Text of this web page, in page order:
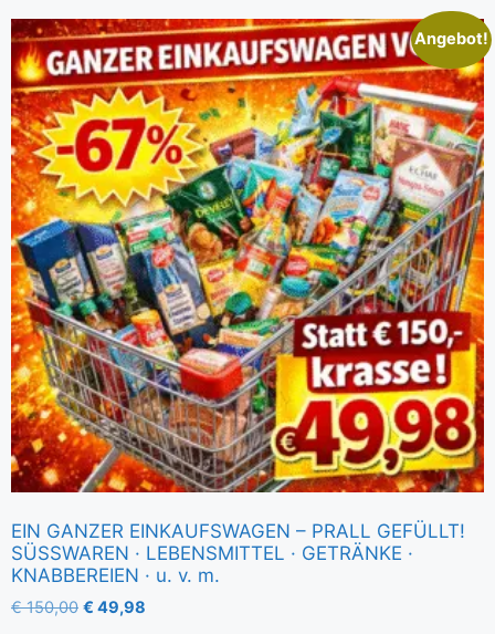
Angebot!
EIN GANZER EINKAUFSWAGEN – PRALL GEFÜLLT!
SÜSSWAREN · LEBENSMITTEL · GETRÄNKE ·
KNABBEREIEN · u. v. m.
€150,00 € 49,98